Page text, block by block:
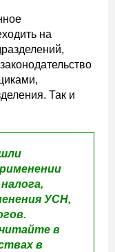
на
Так и
УСН,
в
в